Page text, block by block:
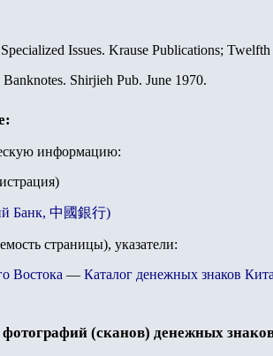
Issues. Krause Publications;
Shirjieh Pub. June 1970.
информацию:
Банк, 中國銀行)
страницы), указатели:
Востока — Каталог денежных знаков
(сканов) денежных